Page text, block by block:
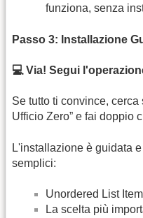
funziona, senza
Passo 3: Installazione
💻 Via! Segui
Se tutto ti convince,
Ufficio Zero” e fai doppio
L'installazione è guidata
semplici:
Unordered List
La scelta più